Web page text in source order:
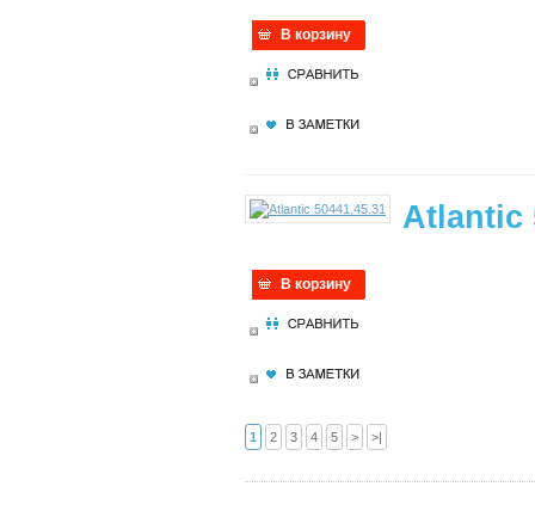
В корзину
Atlantic
В корзину
1 2 3 4 5 > >|